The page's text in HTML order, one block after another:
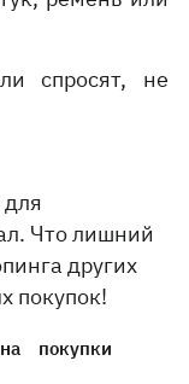
спросят, не
Что лишний
других
покупок!
покупки